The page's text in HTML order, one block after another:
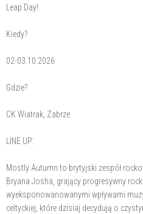
Leap Day!
Kiedy?
02-03.10.2026
Gdzie?
CK Wiatrak, Zabrze
LINE UP:
Mostly Autumn to brytyjski zespół
Bryana Josha, grający progresywny
wyeksponowanowanymi wpływami
celtyckiej, które dzisiaj decydują o